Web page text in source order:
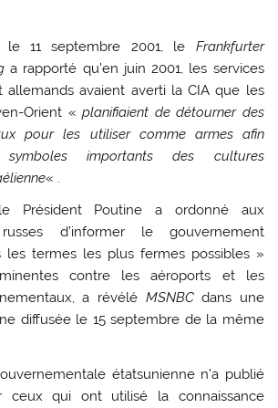
le 11 septembre 2001, le Frankfurter
a rapporté qu’en juin 2001, les services
allemands avaient averti la CIA que les
Orient «planifiaient de détourner des
pour les utiliser comme armes afin
importants des cultures
« .
Président Poutine a ordonné aux
russes d’informer le gouvernement
les termes les plus fermes possibles »
contre les aéroports et les
a révélé MSNBCdans une
diffusée le 15 septembre de la même
étatsunienne n’a publié
ceux qui ont utilisé la connaissance